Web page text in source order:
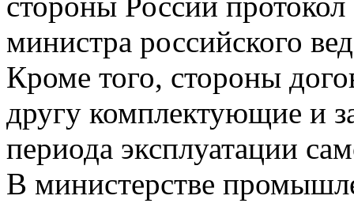
министра российского
Кроме того, стороны
другу комплектующие и
периода эксплуатации
В министерстве